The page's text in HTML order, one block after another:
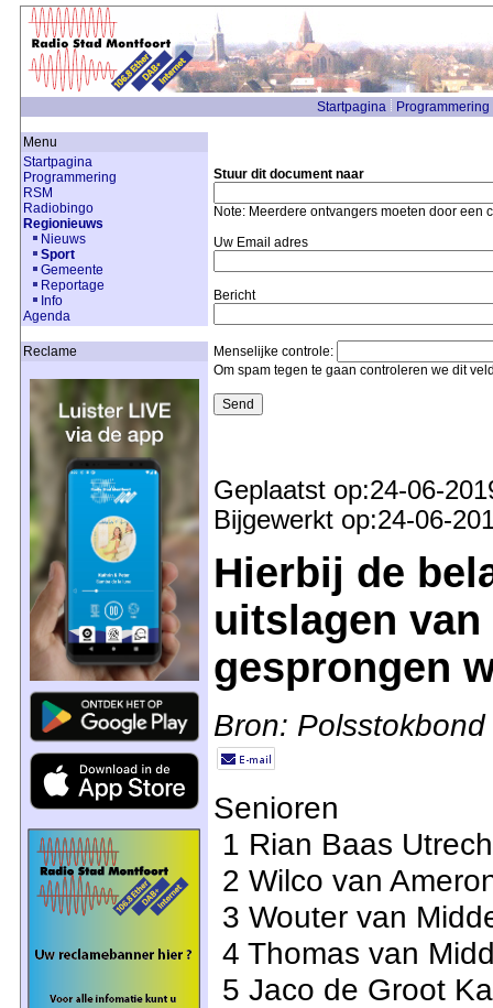
Startpagina Programmering
Menu
Startpagina
Programmering
RSM
Radiobingo
Regionieuws
Nieuws
Sport
Gemeente
Reportage
Info
Agenda
Reclame
Stuur dit document naar
Note: Meerdere ontvangers moeten door een
Uw Email adres
Bericht
Menselijke controle:
Om spam tegen te gaan controleren we dit
Geplaatst op:24-06-
Bijgewerkt op:24-06-
Hierbij de
uitslagen
gesprongen
Bron: Polsstokbond
Senioren
1 Rian Baas
2 Wilco van
3 Wouter van
4 Thomas van
5 Jaco de Groot